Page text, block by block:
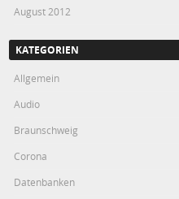
August 2012
KATEGORIEN
Allgemein
Audio
Braunschweig
Corona
Datenbanken